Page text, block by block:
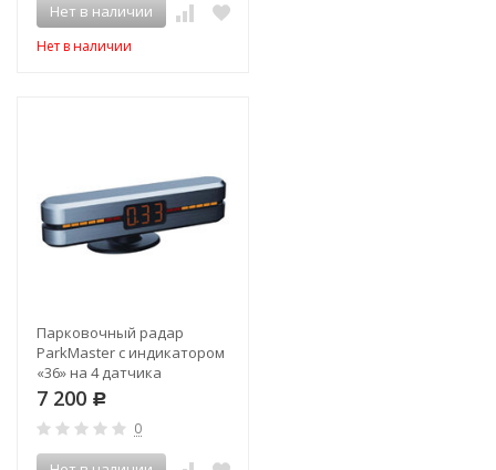
Нет в наличии
Нет в наличии
Парковочный радар
ParkMaster с индикатором
«36» на 4 датчика
7 200 Р
0